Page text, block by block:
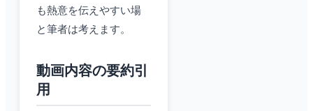
も熱意を伝えやすい場
と筆者は考えます。
動画内容の要約引
用